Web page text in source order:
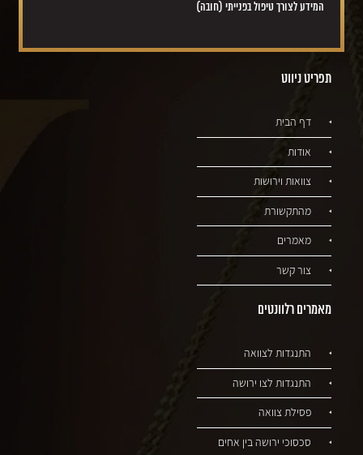
המידע לצורך טיפול בפנייתי (חובה)
תפריט ניווט
דף הבית
אודות
צוואות וירושות
מהתקשורת
מאמרים
צור קשר
מאמרים רלוונטים
התנגדות לצוואה
התנגדות לצו ירושה
פסילת צוואה
סכסוכי ירושה בין אחים